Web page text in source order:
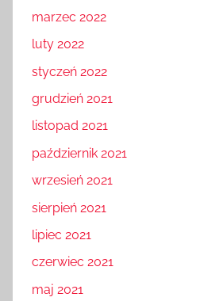
marzec 2022
luty 2022
styczeń 2022
grudzień 2021
listopad 2021
październik 2021
wrzesień 2021
sierpień 2021
lipiec 2021
czerwiec 2021
maj 2021